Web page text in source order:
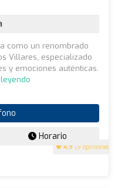
4.9 (9 opiniones)
como un renombrado
Villares, especializado
y emociones auténticas.
Horario